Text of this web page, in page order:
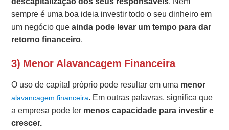
sempre é uma boa ideia investir todo o seu dinheiro em
um negócio queainda pode levar um tempo para dar
retorno financeiro.
3) Menor Alavancagem Financeira
O uso de capital próprio pode resultar em uma menor
alavancagem financeira. Em outras palavras, significa que
a empresa pode ter menos capacidade para investir e
crescer.